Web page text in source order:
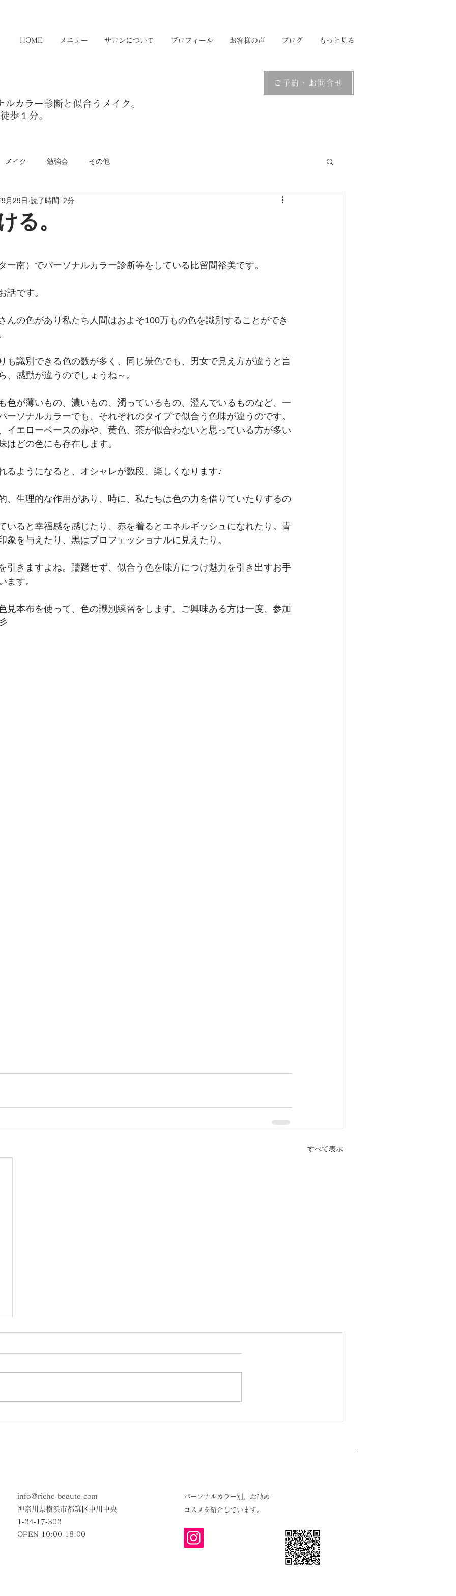
HOME メニュー サロンについて プロフィール お客様の声 ブログ もっと見る
ご予約・お問合せ
カラー診断と似合うメイク。
歩１分。
メイク 勉強会 その他
る。
月29日 読了時間: 2分
ー南）でパーソナルカラー診断等をしている比留間裕美です。
話です。
んの色があり私たち人間はおよそ100万もの色を識別することができ
も識別できる色の数が多く、同じ景色でも、男女で見え方が違うと言
、感動が違うのでしょうね～。
色が薄いもの、濃いもの、濁っているもの、澄んでいるものなど、一
ーソナルカラーでも、それぞれのタイプで似合う色味が違うのです。
イエローベースの赤や、黄色、茶が似合わないと思っている方が多い
はどの色にも存在します。
るようになると、オシャレが数段、楽しくなります♪
、生理的な作用があり、時に、私たちは色の力を借りていたりするの
いると幸福感を感じたり、赤を着るとエネルギッシュになれたり。青
象を与えたり、黒はプロフェッショナルに見えたり。
引きますよね。躊躇せず、似合う色を味方につけ魅力を引き出すお手
ます。
見本布を使って、色の識別練習をします。ご興味ある方は一度、参加
すべて表示
info@riche-beaute.com
神奈川県横浜市都筑区中川中央
1‐24‐17‐302
OPEN 10:00-18:00
​パーソナルカラー別、お勧め
コスメを紹介しています。